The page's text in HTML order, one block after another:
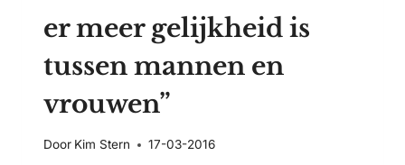
er meer gelijkheid is
tussen mannen en
vrouwen”
Door Kim Stern 17-03-2016